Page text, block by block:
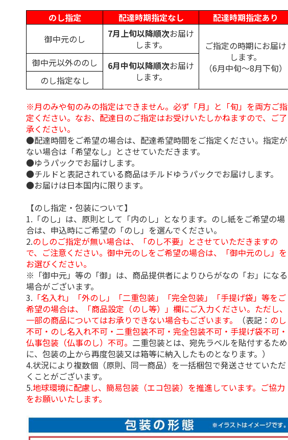
のし指定
配達時期指定なし
配達時期指定あり
御中元のし
7月上旬以降順次お届け
します。
ご指定の時期にお届け
します。
（6月中旬～8月下旬）
御中元以外ののし 6月中旬以降順次お届け
します。
のし指定なし
※月のみや旬のみの指定はできません。必ず「月」と「旬」を両方ご指
定ください。なお、配達日のご指定はお受けいたしかねますので、ご了
承ください。
●配達時間をご希望の場合は、配達希望時間をご指定ください。指定が
ない場合は「希望なし」とさせていただきます。
●ゆうパックでお届けします。
●チルドと表記されている商品はチルドゆうパックでお届けします。
●お届けは日本国内に限ります。
【のし指定・包装について】
1.「のし」は、原則として「内のし」となります。のし紙をご希望の場
合は、申込時にご希望の「のし」を選んでください。
2.のしのご指定が無い場合は、「のし不要」とさせていただきますの
で、ご注意ください。御中元のしをご希望の場合は、「御中元のし」を
お選びください。
※「御中元」等の「御」は、商品提供者によりひらがなの「お」になる
場合がございます。
3. 「名入れ」「外のし」「二重包装」「完全包装」「手提げ袋」等をご
希望の場合は、「商品設定（のし等）」欄にご入力ください。ただし、
一部の商品についてはお承りできない場合もございます。
（表記： のし
不可・のし名入れ不可・二重包装不可・完全包装不可・手提げ袋不可・
仏事包装（仏事のし）不可。 二重包装とは、宛先ラベルを貼付するため
に、包装の上から再度包装又は箱等に納入したものとなります。）
4.状況により複数個（原則、同一商品）を一括梱包で発送させていただ
くことがございます。
5.地球環境に配慮し、簡易包装（エコ包装）を推進しています。ご協力
をお願いいたします。